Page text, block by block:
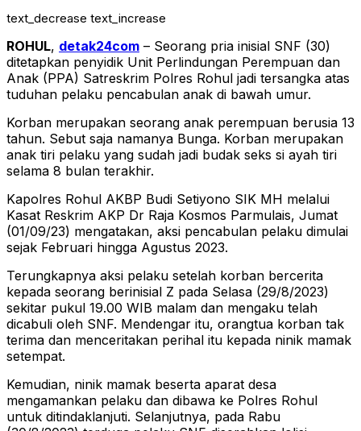
text_decrease text_increase
ROHUL, detak24com – Seorang pria inisial SNF (30)
ditetapkan penyidik Unit Perlindungan Perempuan dan
Anak (PPA) Satreskrim Polres Rohul jadi tersangka atas
tuduhan pelaku pencabulan anak di bawah umur.
Korban merupakan seorang anak perempuan berusia 13
tahun. Sebut saja namanya Bunga. Korban merupakan
anak tiri pelaku yang sudah jadi budak seks si ayah tiri
selama 8 bulan terakhir.
Kapolres Rohul AKBP Budi Setiyono SIK MH melalui
Kasat Reskrim AKP Dr Raja Kosmos Parmulais, Jumat
(01/09/23) mengatakan, aksi pencabulan pelaku dimulai
sejak Februari hingga Agustus 2023.
Terungkapnya aksi pelaku setelah korban bercerita
kepada seorang berinisial Z pada Selasa (29/8/2023)
sekitar pukul 19.00 WIB malam dan mengaku telah
dicabuli oleh SNF. Mendengar itu, orangtua korban tak
terima dan menceritakan perihal itu kepada ninik mamak
setempat.
Kemudian, ninik mamak beserta aparat desa
mengamankan pelaku dan dibawa ke Polres Rohul
untuk ditindaklanjuti. Selanjutnya, pada Rabu